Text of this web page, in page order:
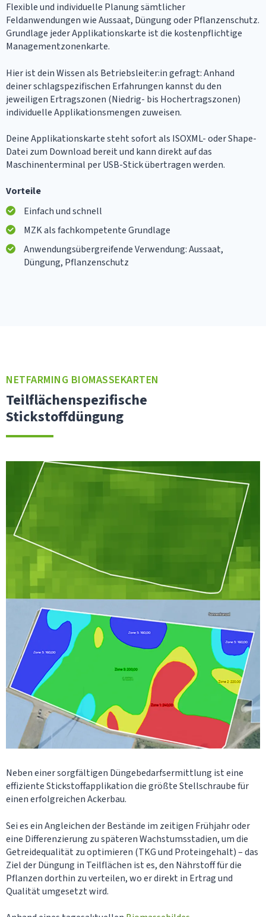
Flexible und individuelle Planung sämtlicher
Feldanwendungen wie Aussaat, Düngung oder Pflanzenschutz.
Grundlage jeder Applikationskarte ist die kostenpflichtige
Managementzonenkarte.
Hier ist dein Wissen als Betriebsleiter:in gefragt: Anhand
deiner schlagspezifischen Erfahrungen kannst du den
jeweiligen Ertragszonen (Niedrig- bis Hochertragszonen)
individuelle Applikationsmengen zuweisen.
Deine Applikationskarte steht sofort als ISOXML- oder Shape-
Datei zum Download bereit und kann direkt auf das
Maschinenterminal per USB-Stick übertragen werden.
Vorteile
Einfach und schnell
MZK als fachkompetente Grundlage
Anwendungsübergreifende Verwendung: Aussaat,
Düngung, Pflanzenschutz
NETFARMING BIOMASSEKARTEN
Teilflächenspezifische
Stickstoffdüngung
Neben einer sorgfältigen Düngebedarfsermittlung ist eine
effiziente Stickstoffapplikation die größte Stellschraube für
einen erfolgreichen Ackerbau.
Sei es ein Angleichen der Bestände im zeitigen Frühjahr oder
eine Differenzierung zu späteren Wachstumsstadien, um die
Getreidequalität zu optimieren (TKG und Proteingehalt) – das
Ziel der Düngung in Teilflächen ist es, den Nährstoff für die
Pflanzen dorthin zu verteilen, wo er direkt in Ertrag und
Qualität umgesetzt wird.